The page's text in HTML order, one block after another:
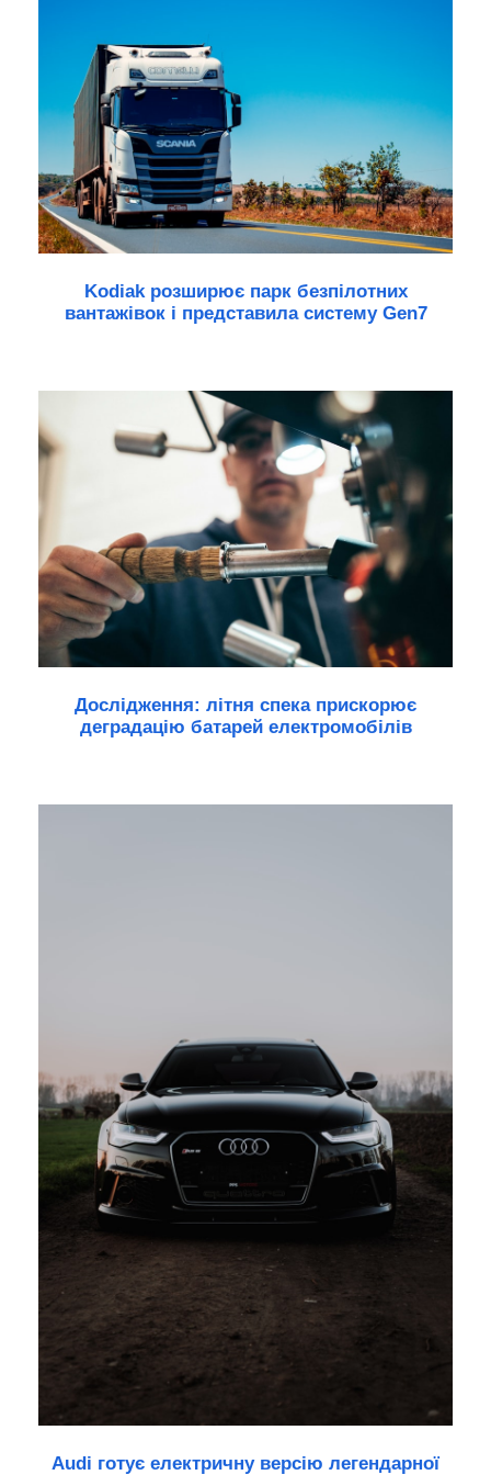
Kodiak розширює парк безпілотних
вантажівок і представила систему Gen7
Дослідження: літня спека прискорює
деградацію батарей електромобілів
Audi готує електричну версію легендарної